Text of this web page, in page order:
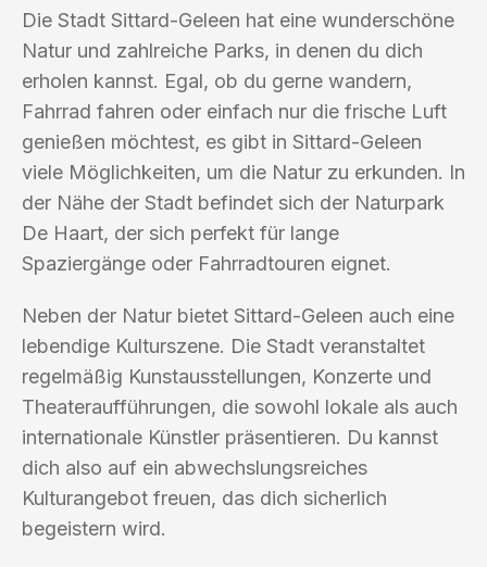
Die Stadt Sittard-Geleen hat eine wunderschöne
Natur und zahlreiche Parks, in denen du dich
erholen kannst. Egal, ob du gerne wandern,
Fahrrad fahren oder einfach nur die frische Luft
genießen möchtest, es gibt in Sittard-Geleen
viele Möglichkeiten, um die Natur zu erkunden. In
der Nähe der Stadt befindet sich der Naturpark
De Haart, der sich perfekt für lange
Spaziergänge oder Fahrradtouren eignet.
Neben der Natur bietet Sittard-Geleen auch eine
lebendige Kulturszene. Die Stadt veranstaltet
regelmäßig Kunstausstellungen, Konzerte und
Theateraufführungen, die sowohl lokale als auch
internationale Künstler präsentieren. Du kannst
dich also auf ein abwechslungsreiches
Kulturangebot freuen, das dich sicherlich
begeistern wird.